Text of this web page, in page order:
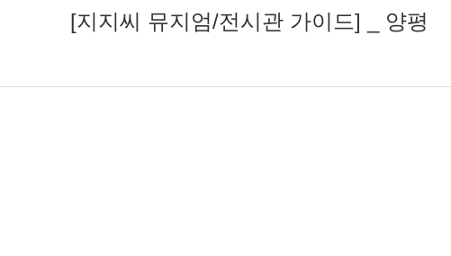
[지지씨 뮤지엄/전시관 가이드] _ 양평